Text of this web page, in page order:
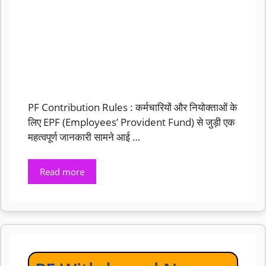
PF Contribution Rules : कर्मचारियों और नियोक्ताओं के
लिए EPF (Employees’ Provident Fund) से जुड़ी एक
महत्वपूर्ण जानकारी सामने आई …
Read more